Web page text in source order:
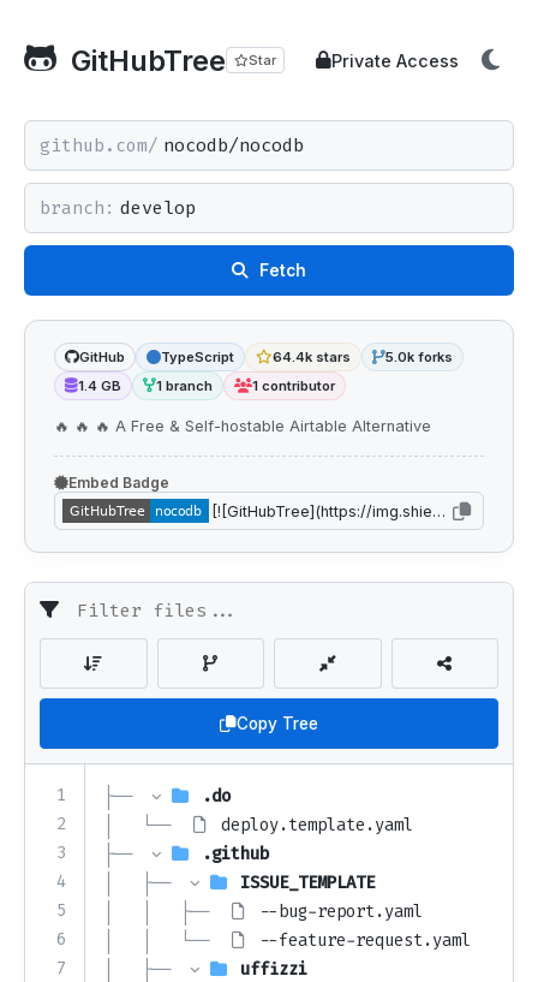
GitHubTree Star Private Access
github.com/
branch:
Fetch
GitHub TypeScript 64.4k stars
5.0k forks
1.4 GB
1 branch 1 contributor
🔥 🔥 🔥 A Free & Self-hostable Airtable Alternative
Embed Badge
Copy Tree
1
2
3
4
5
6
7
├──
.do
│   └──
deploy.template.yaml
├──
.github
│   ├──
ISSUE_TEMPLATE
│   │   ├──
--bug-report.yaml
│   │   └──
--feature-request.yaml
│   ├──
uffizzi